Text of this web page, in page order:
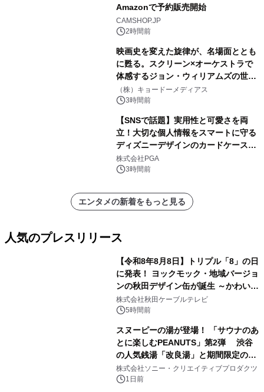
Amazonで予約販売開始
CAMSHOP.JP
2時間前
映画史を変えた旋律が、名場面ととも
に甦る。スクリーン×オーケストラで
体感するジョン・ウィリアムズの世
界。ジョン・ウィリアムズ：シネマ・
スペクタキュラー・コンサート 開催決
（株）キョードーメディアス
3時間前
【SNSで話題】実用性と可愛さを両
立！大切な個人情報をスマートに守る
ディズニーデザインのカードケースを
株式会社PGAが8月7日発売
株式会社PGA
3時間前
エンタメの新着をもっと見る
人気のプレスリリース
【令和8年8月8日】トリプル「8」の日
に発表！ ヨックモック・地域バージョ
ンの秋田デザイン缶が誕生 ～かわいい
秋田犬の子犬と秋田の四季と名所を巡
るパッケージ～ 9月1日(火)秋田県内で
株式会社秋田ケーブルテレビ
5時間前
スヌーピーの湯が登場！ 「サウナのあ
とに楽しむPEANUTS」第2弾 渋谷
の人気銭湯「改良湯」と期間限定のコ
ラボレーション サウナイキタイコラ
ボグッズも発売決定！
株式会社ソニー・クリエイティブプロダクツ
1日前